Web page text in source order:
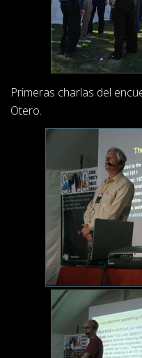
Primeras charlas del
Otero.